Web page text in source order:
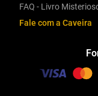
FAQ - Livro
Fale com a Caveira